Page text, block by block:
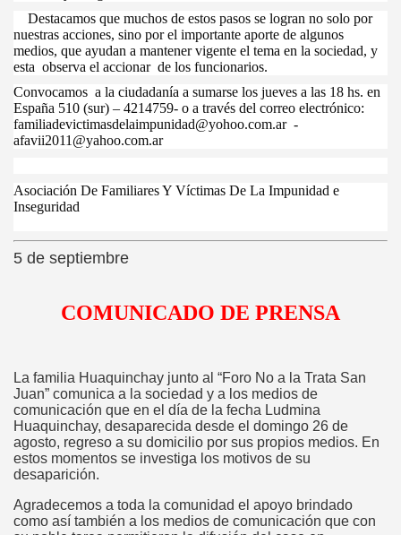
Destacamos que muchos de estos pasos se logran no solo por
nuestras acciones, sino por el importante aporte de algunos
medios, que ayudan a mantener vigente el tema en la sociedad, y
esta observa el accionar de los funcionarios.
Convocamos a la ciudadanía a sumarse los jueves a las 18 hs. en
España 510 (sur) – 4214759- o a través del correo electrónico:
familiadevictimasdelaimpunidad@yohoo.com.ar -
afavii2011@yahoo.com.ar
Asociación De Familiares Y Víctimas De La Impunidad e
Inseguridad
5 de septiembre
COMUNICADO DE PRENSA
La familia Huaquinchay junto al “Foro No a la Trata San
Juan” comunica a la sociedad y a los medios de
comunicación que en el día de la fecha Ludmina
Huaquinchay, desaparecida desde el domingo 26 de
agosto, regreso a su domicilio por sus propios medios. En
estos momentos se investiga los motivos de su
desaparición.
Agradecemos a toda la comunidad el apoyo brindado
como así también a los medios de comunicación que con